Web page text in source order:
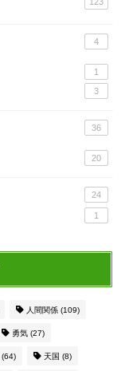
4
1
3
36
20
24
1
人間関係 (109)
勇気 (27)
(64) 天国 (8)